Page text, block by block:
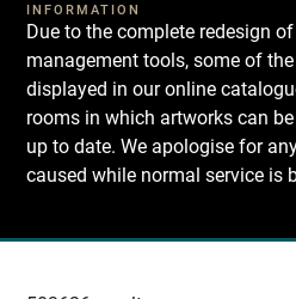
INFORMATION
Due to the complete redesign
management tools, some of
displayed in our online
rooms in which artworks can
up to date. We apologise for
caused while normal service is
Recherche